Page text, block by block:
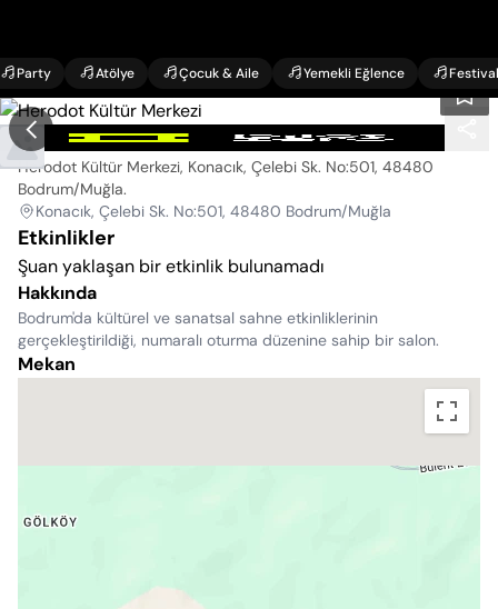
Party Atölye Çocuk & Aile Yemekli Eğlence Festival
Herodot Kültür Merkezi
Herodot Kültür Merkezi, Konacık, Çelebi Sk. No:501, 48480
Bodrum/Muğla.
Konacık, Çelebi Sk. No:501, 48480 Bodrum/Muğla
Etkinlikler
Şuan yaklaşan bir etkinlik bulunamadı
Hakkında
Bodrum'da kültürel ve sanatsal sahne etkinliklerinin
gerçekleştirildiği, numaralı oturma düzenine sahip bir salon.
Mekan